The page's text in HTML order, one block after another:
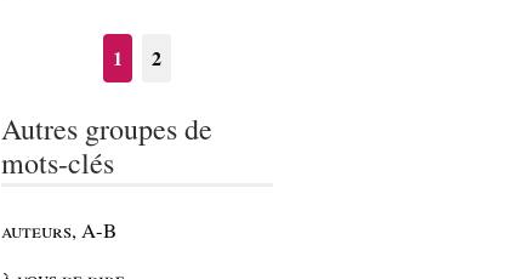
1 2
Autres groupes de
mots-clés
auteurs, A-B